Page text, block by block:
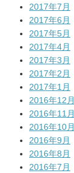
2017年7月
2017年6月
2017年5月
2017年4月
2017年3月
2017年2月
2017年1月
2016年12月
2016年11月
2016年10月
2016年9月
2016年8月
2016年7月